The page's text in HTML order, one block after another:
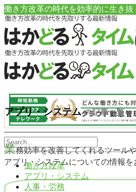
働き方改革の時代を効率的に生き抜
働き方改革
アプリ・システム
人事・労務
アプリ・システムの記事一覧
業務効率を改善してくれるツール
アプリ・システムについての情報を